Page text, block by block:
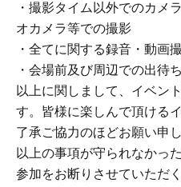
・撮影タイム以外でのカメ
オカメラ等での撮影
・全てに関する録音・動画
・会場前及び周辺での出待
以上に関しまして、イベン
す。皆様に楽しんで頂ける
了承ご協力のほどお願い申
以上の事項が守られなかっ
参加をお断りさせていただ